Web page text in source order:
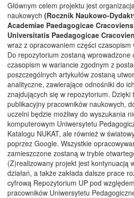
Głównym celem projektu jest
naukowych (Rocznik Naukowo-
Academiae Paedagogicae
Universitatis Paedagogicae
wraz z opracowaniem części czasopism
Do repozytorium zostaną wprowadzone
czasopism w wariancie zgodnym z
poszczególnych artykułów zostaną
analityczne, zawierające odnośniki do
znajdujących się w repozytorium.
publikacyjny pracowników naukowych,
uczelni będzie możliwy do wyszukania
komputerowym Uniwersytetu
Katalogu NUKAT, ale również w
poprzez Google. Wszystkie
zamieszczone zostaną w trybie
(Z)realizowany projekt jest kontynuacją
działań, a także zakłada dalsze prace
cyfrową Repozytorium UP pod
pracowników Uniwersytetu